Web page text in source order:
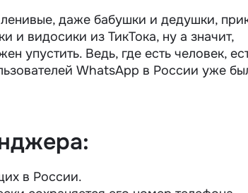
даже бабушки и дедушки,
и видосики из ТикТока, ну а значит,
упустить. Ведь, где есть человек,
WhatsApp в России уже
в России.